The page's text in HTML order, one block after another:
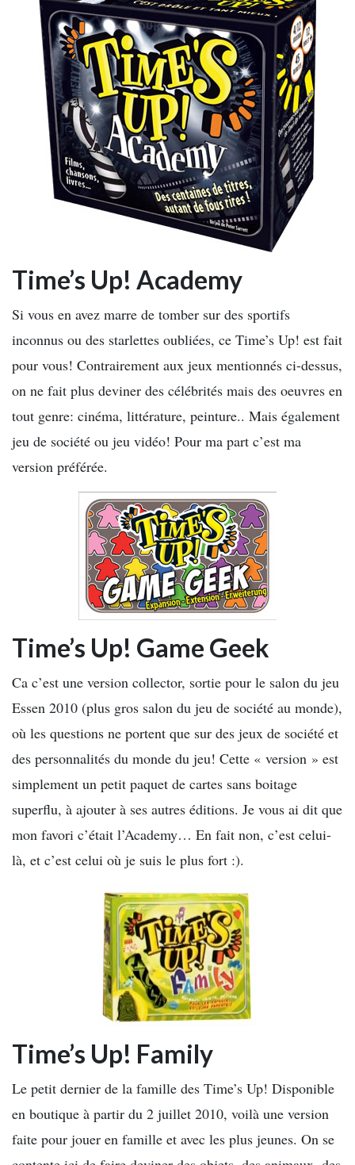
Time’s Up! Academy
Si vous en avez marre de tomber sur des sportifs
inconnus ou des starlettes oubliées, ce Time’s Up! est fait
pour vous! Contrairement aux jeux mentionnés ci-dessus,
on ne fait plus deviner des célébrités mais des oeuvres en
tout genre: cinéma, littérature, peinture.. Mais également
jeu de société ou jeu vidéo! Pour ma part c’est ma
version préférée.
Time’s Up! Game Geek
Ca c’est une version collector, sortie pour le salon du jeu
Essen 2010 (plus gros salon du jeu de société au monde),
où les questions ne portent que sur des jeux de société et
des personnalités du monde du jeu! Cette « version » est
simplement un petit paquet de cartes sans boitage
superflu, à ajouter à ses autres éditions. Je vous ai dit que
mon favori c’était l’Academy… En fait non, c’est celui-
là, et c’est celui où je suis le plus fort :).
Time’s Up! Family
Le petit dernier de la famille des Time’s Up! Disponible
en boutique à partir du 2 juillet 2010, voilà une version
faite pour jouer en famille et avec les plus jeunes. On se